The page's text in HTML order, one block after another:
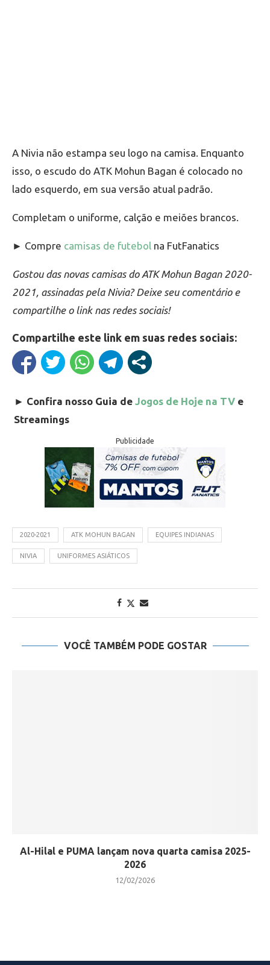
A Nivia não estampa seu logo na camisa. Enquanto
isso, o escudo do ATK Mohun Bagan é colocado no
lado esquerdo, em sua versão atual padrão.
Completam o uniforme, calção e meiões brancos.
► Compre camisas de futebol na FutFanatics
Gostou das novas camisas do ATK Mohun Bagan 2020-
2021, assinadas pela Nivia? Deixe seu comentário e
compartilhe o link nas redes sociais!
Compartilhe este link em suas redes sociais:
► Confira nosso Guia de Jogos de Hoje na TV e
Streamings
Publicidade
2020-2021 ATK MOHUN BAGAN EQUIPES INDIANAS
NIVIA UNIFORMES ASIÁTICOS
VOCÊ TAMBÉM PODE GOSTAR
Al-Hilal e PUMA lançam nova quarta camisa 2025-
2026
12/02/2026